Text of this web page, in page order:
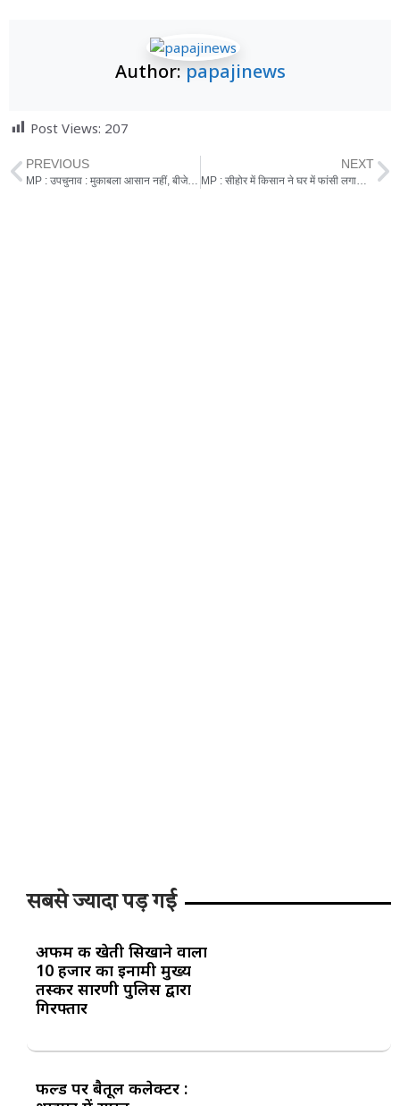
Author:papajinews
Post Views: 207
PREVIOUS
MP : उपचुनाव : मुकाबला आसान नहीं, बीजेपी और कांग्रेस ने बूथ जीतो की रणनीति पर किया फोकस
NEXT
MP : सीहोर में किसान ने घर में फांसी लगाकर की आत्महत्या, 7 लाख का बैंक का कर्ज था
सबसे ज्यादा पड़ गई
अफीम की खेती सिखाने वाला
10 हजार का इनामी मुख्य
तस्कर सारणी पुलिस द्वारा
गिरफ्तार
फील्ड पर बैतूल कलेक्टर :